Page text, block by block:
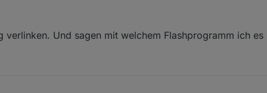
verlinken. Und sagen mit welchem Flashprogramm ich